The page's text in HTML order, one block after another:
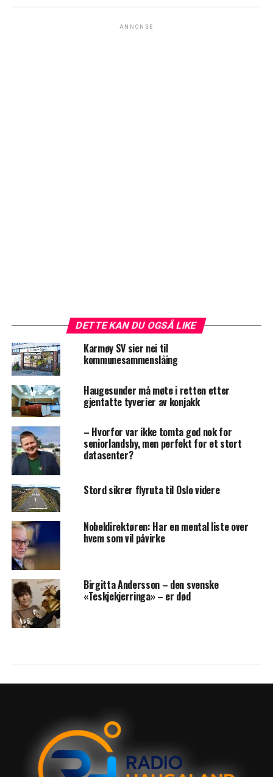
ANNONSE
DETTE KAN DU OGSÅ LIKE
Karmøy SV sier nei til
kommunesammenslåing
Haugesunder må møte i retten etter
gjentatte tyverier av konjakk
– Hvorfor var ikke tomta god nok for
seniorlandsby, men perfekt for et stort
datasenter?
Stord sikrer flyruta til Oslo videre
Nobeldirektøren: Har en mental liste over
hvem som vil påvirke
Birgitta Andersson – den svenske
«Teskjekjerringa» – er død